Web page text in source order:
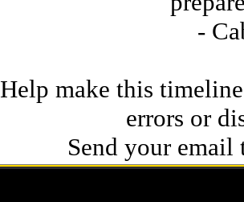
-
Help make this
errors or
Send your email